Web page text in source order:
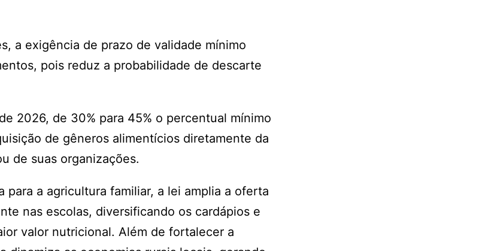
a exigência de prazo de validade mínimo
pois reduz a probabilidade de descarte
2026, de 30% para 45% o percentual mínimo
de gêneros alimentícios diretamente da
de suas organizações.
para a agricultura familiar, a lei amplia a oferta
nas escolas, diversificando os cardápios e
valor nutricional. Além de fortalecer a